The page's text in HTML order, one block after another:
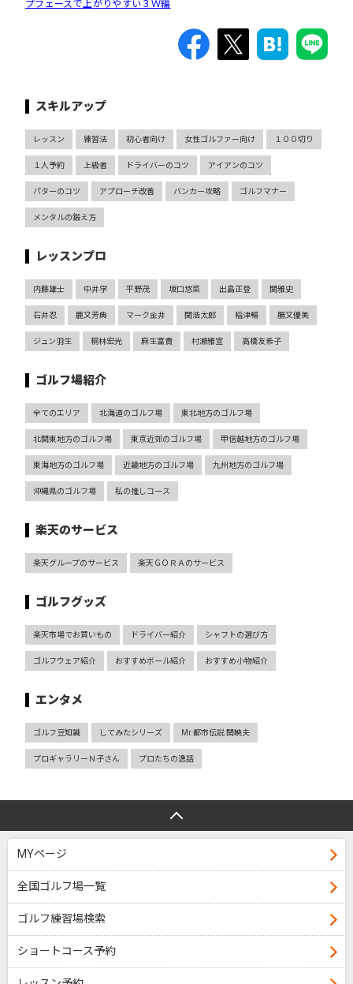
プフェースで上がりやすい３Ｗ編
スキルアップ
レッスン 練習法 初心者向け 女性ゴルファー向け １００切り
１人予約 上級者 ドライバーのコツ アイアンのコツ
パターのコツ アプローチ改善 バンカー攻略 ゴルフマナー
メンタルの鍛え方
レッスンプロ
内藤雄士 中井学 平野茂 坂口悠菜 出島正登 関雅史
石井忍 鹿又芳典 マーク金井 関浩太郎 稲津暢 勝又優美
ジュン羽生 桐林宏光 麻生富貴 村瀬雅宣 高橋友希子
ゴルフ場紹介
全てのエリア 北海道のゴルフ場 東北地方のゴルフ場
北関東地方のゴルフ場 東京近郊のゴルフ場 甲信越地方のゴルフ場
東海地方のゴルフ場 近畿地方のゴルフ場 九州地方のゴルフ場
沖縄県のゴルフ場 私の推しコース
楽天のサービス
楽天グループのサービス 楽天ＧＯＲＡのサービス
ゴルフグッズ
楽天市場でお買いもの ドライバー紹介 シャフトの選び方
ゴルフウェア紹介 おすすめボール紹介 おすすめ小物紹介
エンタメ
ゴルフ豆知識 してみたシリーズ Mr.都市伝説 関暁夫
プロギャラリーＮ子さん プロたちの逸話
MYページ
全国ゴルフ場一覧
ゴルフ練習場検索
ショートコース予約